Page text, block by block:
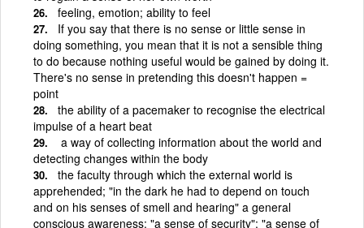
feeling, emotion; ability to feel
If you say that there is no sense or little sense in
doing something, you mean that it is not a sensible thing
to do because nothing useful would be gained by doing it.
There's no sense in pretending this doesn't happen =
point
the ability of a pacemaker to recognise the electrical
impulse of a heart beat
­ a way of collecting information about the world and
detecting changes within the body
the faculty through which the external world is
apprehended; "in the dark he had to depend on touch
and on his senses of smell and hearing" a general
conscious awareness; "a sense of security"; "a sense of